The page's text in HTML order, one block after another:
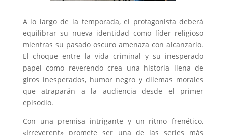
A lo largo de la temporada, el protagonista deberá
equilibrar su nueva identidad como líder religioso
mientras su pasado oscuro amenaza con alcanzarlo.
El choque entre la vida criminal y su inesperado
papel como reverendo crea una historia llena de
giros inesperados, humor negro y dilemas morales
que atraparán a la audiencia desde el primer
episodio.
Con una premisa intrigante y un ritmo frenético,
«Irreverent» promete ser una de las series más